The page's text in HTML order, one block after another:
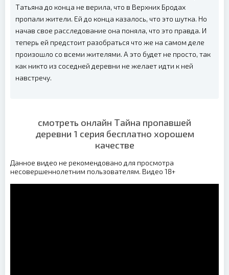
Татьяна до конца не верила, что в Верхних Бродах
пропали жители. Ей до конца казалось, что это шутка. Но
начав свое расследование она поняла, что это правда. И
теперь ей предстоит разобраться что же на самом деле
произошло со всеми жителями. А это будет не просто, так
как никто из соседней деревни не желает идти к ней
навстречу.
смотреть онлайн Тайна пропавшей
деревни 1 серия бесплатно хорошем
качестве
Данное видео не рекомендовано для просмотра
несовершеннолетним пользователям. Видео 18+